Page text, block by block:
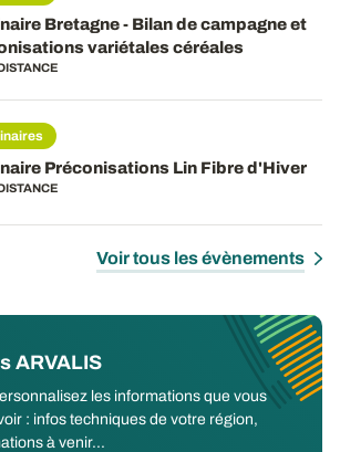
Bretagne - Bilan de campagne et
variétales céréales
Préconisations Lin Fibre d'Hiver
Voir tous les évènements
ARVALIS
les informations que vous
: infos techniques de votre région,
à venir...